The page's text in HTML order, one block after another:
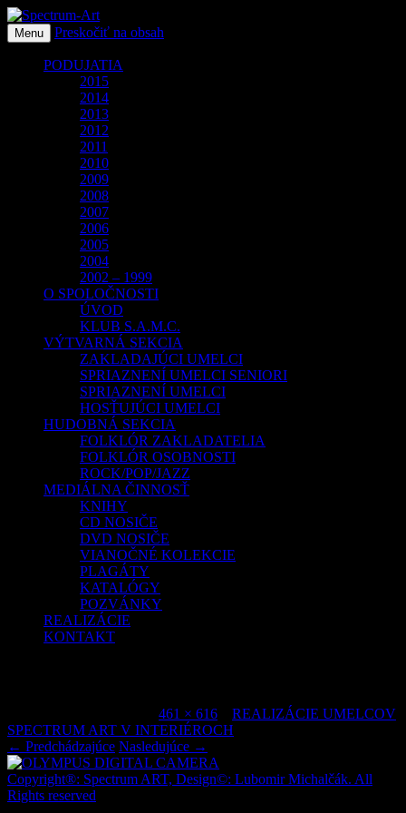
Spectrum-Art
O spoločnosti Spectrum Art
Menu Preskočiť na obsah
PODUJATIA
2015
2014
2013
2012
2011
2010
2009
2008
2007
2006
2005
2004
2002 – 1999
O SPOLOČNOSTI
ÚVOD
KLUB S.A.M.C.
VÝTVARNÁ SEKCIA
ZAKLADAJÚCI UMELCI
SPRIAZNENÍ UMELCI SENIORI
SPRIAZNENÍ UMELCI
HOSŤUJÚCI UMELCI
HUDOBNÁ SEKCIA
FOLKLÓR ZAKLADATELIA
FOLKLÓR OSOBNOSTI
ROCK/POP/JAZZ
MEDIÁLNA ČINNOSŤ
KNIHY
CD NOSIČE
DVD NOSIČE
VIANOČNÉ KOLEKCIE
PLAGÁTY
KATALÓGY
POZVÁNKY
REALIZÁCIE
KONTAKT
461 × 616
REALIZÁCIE UMELCOV
SPECTRUM ART V INTERIÉROCH
← Predchádzajúce Nasledujúce →
Copyright®: Spectrum ART, Design©: Lubomir Michalčák. All
Rights reserved